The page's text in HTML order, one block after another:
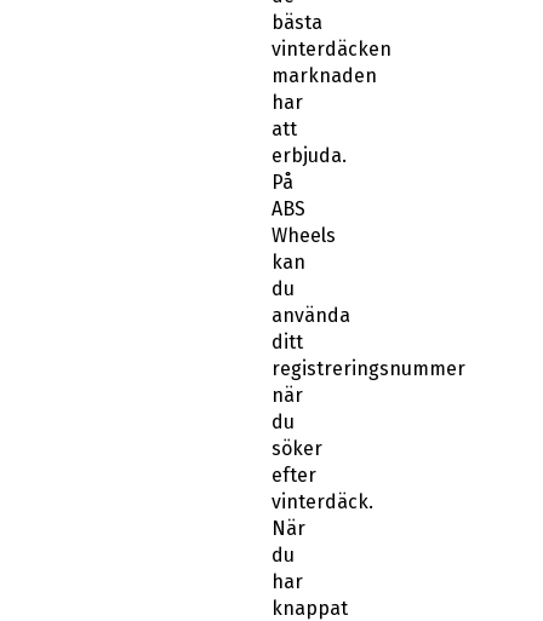
bästa
vinterdäcken
marknaden
har
att
erbjuda.
På
ABS
Wheels
kan
du
använda
ditt
registreringsnummer
när
du
söker
efter
vinterdäck.
När
du
har
knappat